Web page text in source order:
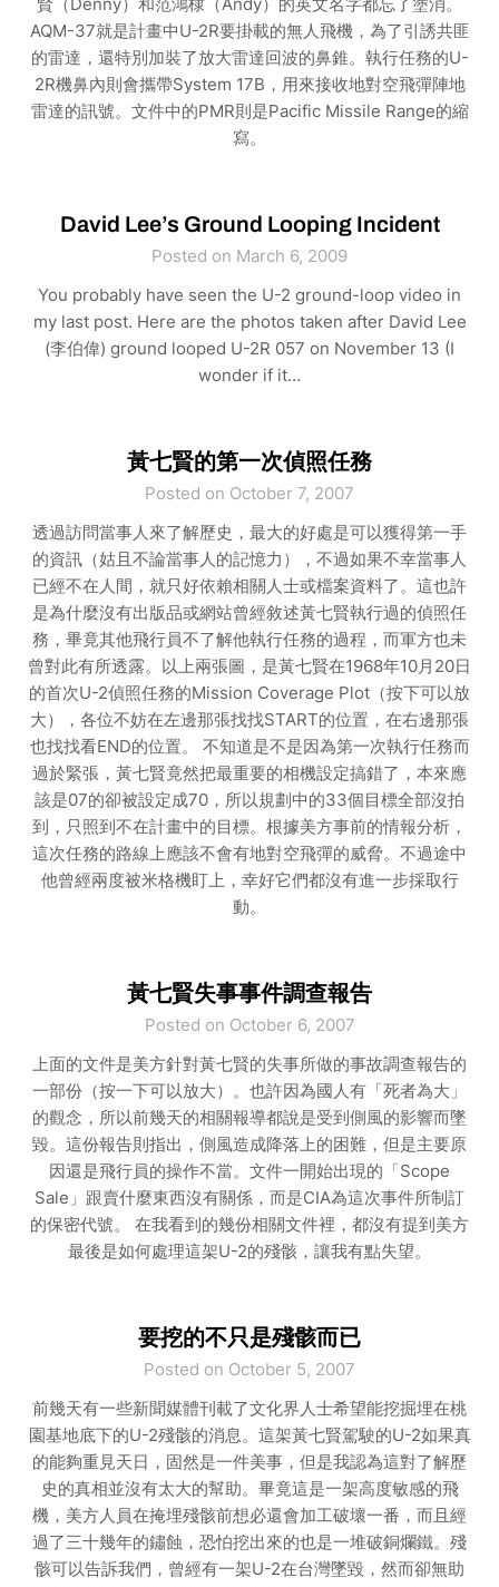
AQM-37就是計畫中U-2R要掛載的無人飛機，為了引誘共匪
的雷達，還特別加裝了放大雷達回波的鼻錐。執行任務的U-
2R機鼻內則會攜帶System 17B，用來接收地對空飛彈陣地
雷達的訊號。文件中的PMR則是Pacific Missile Range的縮
寫。
David Lee’s Ground Looping Incident
Posted on March 6, 2009
You probably have seen the U-2 ground-loop video in
my last post. Here are the photos taken after David Lee
(李伯偉) ground looped U-2R 057 on November 13 (I
wonder if it…
黃七賢的第一次偵照任務
Posted on October 7, 2007
透過訪問當事人來了解歷史，最大的好處是可以獲得第一手
的資訊（姑且不論當事人的記憶力），不過如果不幸當事人
已經不在人間，就只好依賴相關人士或檔案資料了。這也許
是為什麼沒有出版品或網站曾經敘述黃七賢執行過的偵照任
務，畢竟其他飛行員不了解他執行任務的過程，而軍方也未
曾對此有所透露。以上兩張圖，是黃七賢在1968年10月20日
的首次U-2偵照任務的Mission Coverage Plot（按下可以放
大），各位不妨在左邊那張找找START的位置，在右邊那張
也找找看END的位置。 不知道是不是因為第一次執行任務而
過於緊張，黃七賢竟然把最重要的相機設定搞錯了，本來應
該是07的卻被設定成70，所以規劃中的33個目標全部沒拍
到，只照到不在計畫中的目標。根據美方事前的情報分析，
這次任務的路線上應該不會有地對空飛彈的威脅。不過途中
他曾經兩度被米格機盯上，幸好它們都沒有進一步採取行
動。
黃七賢失事事件調查報告
Posted on October 6, 2007
上面的文件是美方針對黃七賢的失事所做的事故調查報告的
一部份（按一下可以放大）。也許因為國人有「死者為大」
的觀念，所以前幾天的相關報導都說是受到側風的影響而墜
毀。這份報告則指出，側風造成降落上的困難，但是主要原
因還是飛行員的操作不當。文件一開始出現的「Scope
Sale」跟賣什麼東西沒有關係，而是CIA為這次事件所制訂
的保密代號。 在我看到的幾份相關文件裡，都沒有提到美方
最後是如何處理這架U-2的殘骸，讓我有點失望。
要挖的不只是殘骸而已
Posted on October 5, 2007
前幾天有一些新聞媒體刊載了文化界人士希望能挖掘埋在桃
園基地底下的U-2殘骸的消息。這架黃七賢駕駛的U-2如果真
的能夠重見天日，固然是一件美事，但是我認為這對了解歷
史的真相並沒有太大的幫助。畢竟這是一架高度敏感的飛
機，美方人員在掩埋殘骸前想必還會加工破壞一番，而且經
過了三十幾年的鏽蝕，恐怕挖出來的也是一堆破銅爛鐵。殘
骸可以告訴我們，曾經有一架U-2在台灣墜毀，然而卻無助